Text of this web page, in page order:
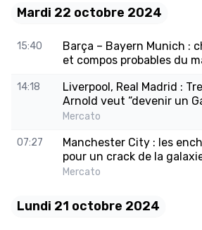
Mardi 22 octobre 2024
15:40
Barça – Bayern Munich :
et compos probables du
14:18
Liverpool, Real Madrid :
Arnold veut “devenir un
Mercato
07:27
Manchester City : les
pour un crack de la
Mercato
Lundi 21 octobre 2024